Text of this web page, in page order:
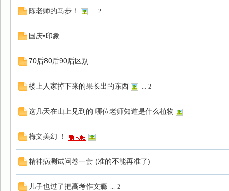
陈老师的马步！ ... 2
国庆•印象
70后80后90后区别
楼上人家掉下来的果长出的东西 ... 2
这几天在山上见到的 哪位老师知道是什么植物
梅文美幻 ！
精神病测试问卷一套 (准的不能再准了)
儿子也过了把高考作文瘾 ... 2